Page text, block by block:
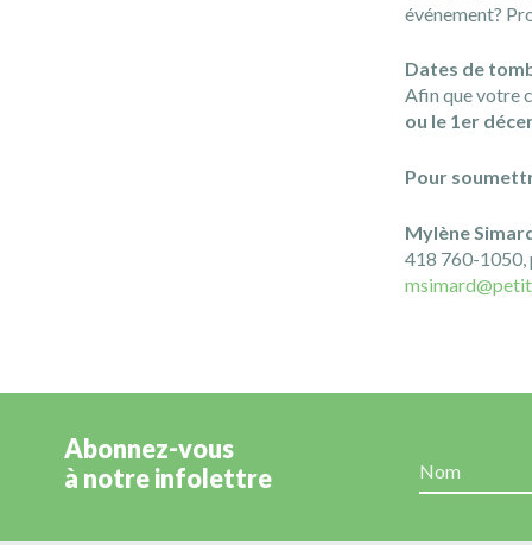
événement?
Dates de
Afin que votre
ou le 1er
Pour
Mylène
418 760-1050,
Abonnez-vous
à notre infolettre